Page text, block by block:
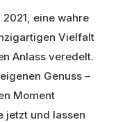
2021, eine wahre
Vielfalt
Anlass veredelt.
Genuss –
Moment
jetzt und lassen